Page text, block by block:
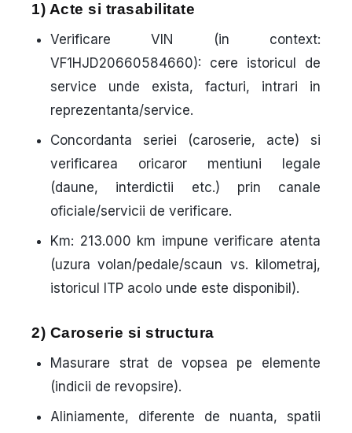
1) Acte si trasabilitate
Verificare VIN
(in context:
VF1HJD20660584660): cere istoricul de
service unde exista, facturi, intrari in
reprezentanta/service.
Concordanta seriei (caroserie, acte) si
verificarea oricaror mentiuni legale
(daune, interdictii etc.) prin canale
oficiale/servicii de verificare.
Km: 213.000 km impune verificare atenta
(uzura volan/pedale/scaun vs. kilometraj,
istoricul ITP acolo unde este disponibil).
2) Caroserie si structura
Masurare strat de vopsea pe elemente
(indicii de revopsire).
Aliniamente, diferente de nuanta, spatii